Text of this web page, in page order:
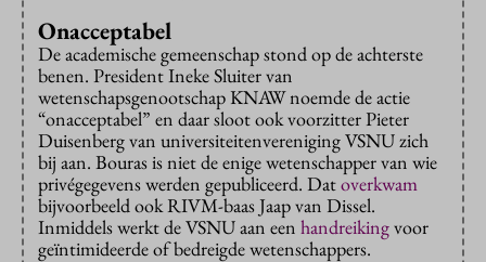
Onacceptabel
De academische gemeenschap stond op de achterste
benen. President Ineke Sluiter van
wetenschapsgenootschap KNAW noemde de actie
“onacceptabel” en daar sloot ook voorzitter Pieter
Duisenberg van universiteitenvereniging VSNU zich
bij aan. Bouras is niet de enige wetenschapper van wie
privégegevens werden gepubliceerd. Datoverkwam
bijvoorbeeld ook RIVM-baas Jaap van Dissel.
Inmiddels werkt de VSNU aan een handreikingvoor
geïntimideerde of bedreigde wetenschappers.